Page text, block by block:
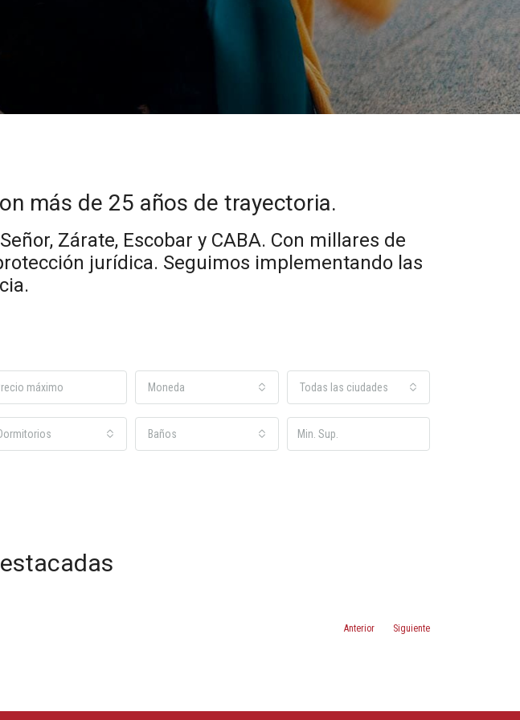
más de 25 años de trayectoria.
Zárate, Escobar y CABA. Con millares de
jurídica. Seguimos implementando las
Moneda Todas las ciudades
Baños
Anterior Siguiente